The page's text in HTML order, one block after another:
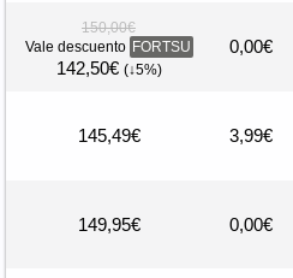
150,00€
Vale descuento FORTSU
142,50€ (↓5%)
0,00€
145,49€ 3,99€
149,95€ 0,00€